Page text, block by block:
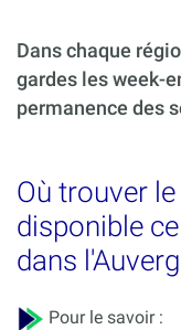
Dans chaque
gardes les week-
permanence des
Où trouver
disponible
dans
Pour le savoir :